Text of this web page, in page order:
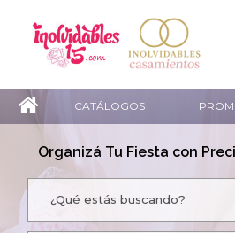
CATÁLOGOS
Organizá Tu Fiesta con